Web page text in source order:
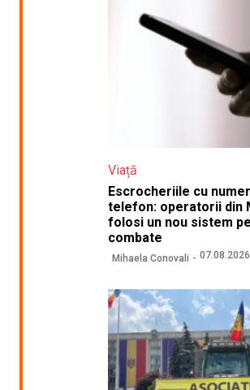
Viață
Escrocheriile cu
telefon: operatorii din
folosi un nou sistem
combate
Mihaela Conovali